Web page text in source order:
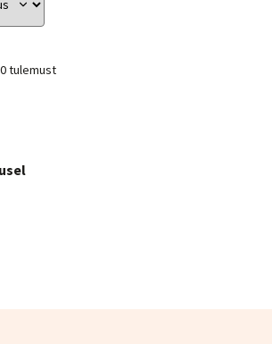
tulemust